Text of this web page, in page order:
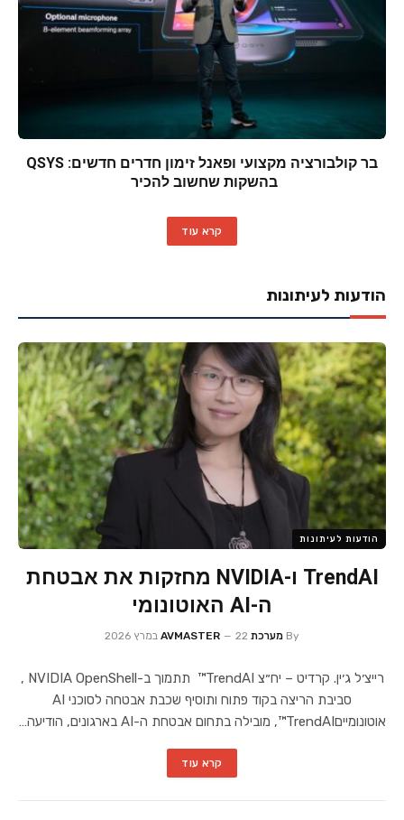
בר קולבורציה מקצועי ופאנל זימון חדרים חדשים: QSYS
בהשקות שחשוב להכיר
קרא עוד
הודעות לעיתונות
הודעות לעיתונות
TrendAI ו-NVIDIA מחזקות את אבטחת
ה-AI האוטונומי
By מערכת AVMASTER 22 במרץ 2026
רייצ׳ל ג׳ין. קרדיט – יח״צ TrendAI™ תתמוך ב-NVIDIA OpenShell ,
סביבת הריצה בקוד פתוח ותוסיף שכבת אבטחה לסוכני AI
אוטונומייםTrendAI™, מובילה בתחום אבטחת ה-AI בארגונים, הודיעה…
קרא עוד